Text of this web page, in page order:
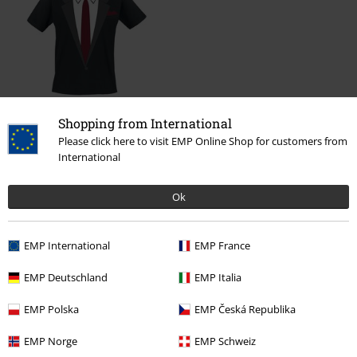
Shopping from International
Please click here to visit EMP Online Shop for customers from
International
Ok
EMP International EMP France
EMP Deutschland EMP Italia
EMP Polska EMP Česká Republika
EMP Norge EMP Schweiz
€ 19,99
Meer categorieën. Meer opties.
Sale % Wonen
Mannen Kleding T-shirts en tops T-shirts
Nieuw Kleding T-shirts en tops T-shirts
Mannen Exclusief
Nieuw Wonen & vrije tijd Funmerch